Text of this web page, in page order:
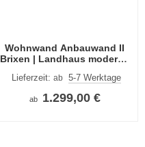
Wohnwand Anbauwand II
Brixen | Landhaus modern |
Oak | 3-teilig | LED
Beleuchtung
Lieferzeit:ab 5-7 Werktage
ab 1.299,00 €